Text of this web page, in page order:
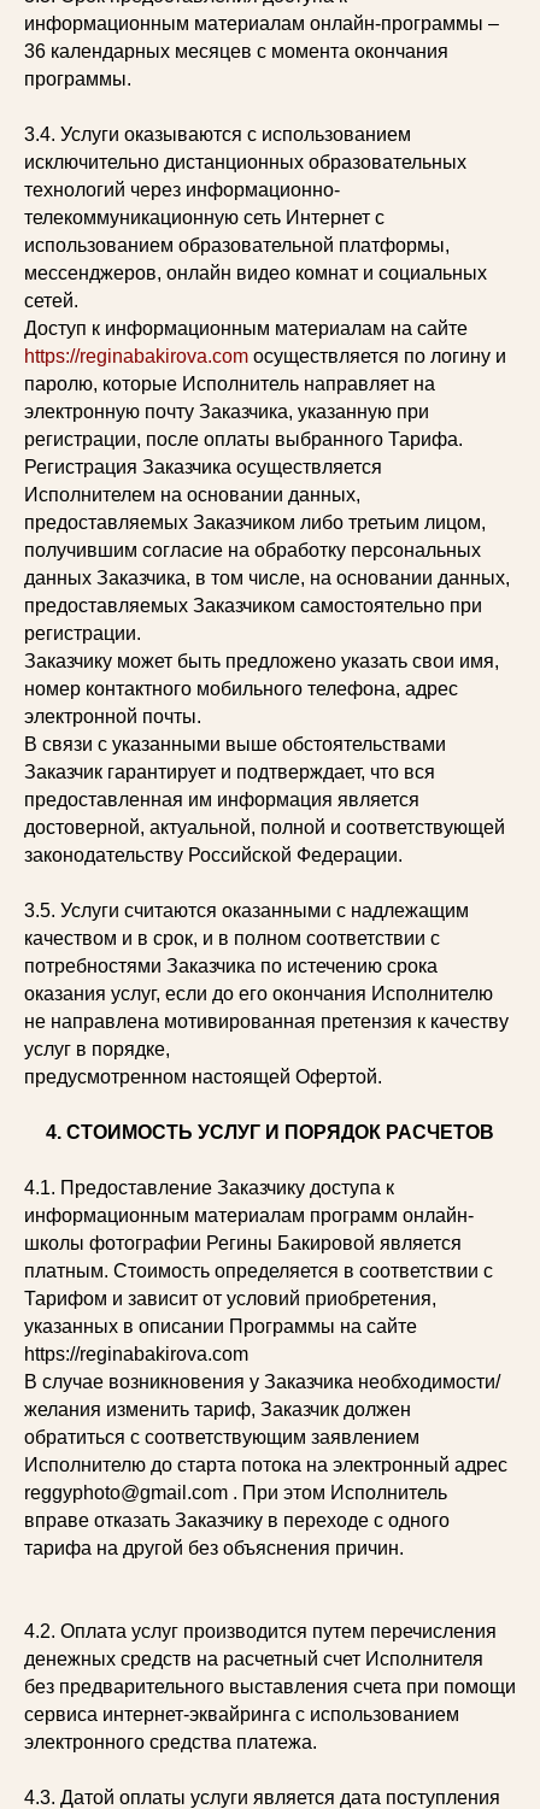
информационным материалам онлайн-программы –
36 календарных месяцев с момента окончания
программы.
3.4. Услуги оказываются с использованием
исключительно дистанционных образовательных
технологий через информационно-
телекоммуникационную сеть Интернет с
использованием образовательной платформы,
мессенджеров, онлайн видео комнат и социальных
сетей.
Доступ к информационным материалам на сайте
https://reginabakirova.com осуществляется по логину и
паролю, которые Исполнитель направляет на
электронную почту Заказчика, указанную при
регистрации, после оплаты выбранного Тарифа.
Регистрация Заказчика осуществляется
Исполнителем на основании данных,
предоставляемых Заказчиком либо третьим лицом,
получившим согласие на обработку персональных
данных Заказчика, в том числе, на основании данных,
предоставляемых Заказчиком самостоятельно при
регистрации.
Заказчику может быть предложено указать свои имя,
номер контактного мобильного телефона, адрес
электронной почты.
В связи с указанными выше обстоятельствами
Заказчик гарантирует и подтверждает, что вся
предоставленная им информация является
достоверной, актуальной, полной и соответствующей
законодательству Российской Федерации.
3.5. Услуги считаются оказанными с надлежащим
качеством и в срок, и в полном соответствии с
потребностями Заказчика по истечению срока
оказания услуг, если до его окончания Исполнителю
не направлена мотивированная претензия к качеству
услуг в порядке,
предусмотренном настоящей Офертой.
4. СТОИМОСТЬ УСЛУГ И ПОРЯДОК РАСЧЕТОВ
4.1. Предоставление Заказчику доступа к
информационным материалам программ онлайн-
школы фотографии Регины Бакировой является
платным. Стоимость определяется в соответствии с
Тарифом и зависит от условий приобретения,
указанных в описании Программы на сайте
https://reginabakirova.com
В случае возникновения у Заказчика необходимости/
желания изменить тариф, Заказчик должен
обратиться с соответствующим заявлением
Исполнителю до старта потока на электронный адрес
reggyphoto@gmail.com . При этом Исполнитель
вправе отказать Заказчику в переходе с одного
тарифа на другой без объяснения причин.
4.2. Оплата услуг производится путем перечисления
денежных средств на расчетный счет Исполнителя
без предварительного выставления счета при помощи
сервиса интернет-эквайринга с использованием
электронного средства платежа.
4.3. Датой оплаты услуги является дата поступления